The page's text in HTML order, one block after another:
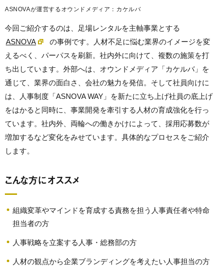
ASNOVAが運営するオウンドメディア：カケルバ
今回ご紹介するのは、足場レンタルを主軸事業とする
ASNOVA
の事例です。人材不足に悩む業界のイメージを変
えるべく、パーパスを刷新。社内外に向けて、複数の施策を打
ち出しています。外部へは、オウンドメディア「カケルバ」を
通じて、業界の面白さ、会社の魅力を発信。そして社員向けに
は、人事制度「ASNOVA WAY」を新たに立ち上げ社員の底上げ
をはかると同時に、事業開発を牽引する人材の育成強化を行っ
ています。社内外、両輪への働きかけによって、採用応募数が
増加するなど変化をみせています。具体的なプロセスをご紹介
します。
こんな方にオススメ
組織変革やマインドを育成する責務を担う人事責任者や特命
担当者の方
人事戦略を立案する人事・総務部の方
人材の観点から企業ブランディングを考えたい人事担当の方